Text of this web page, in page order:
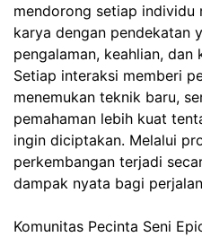
mendorong setiap individu
karya dengan pendekatan
pengalaman, keahlian, dan
Setiap interaksi memberi
menemukan teknik baru,
pemahaman lebih kuat
ingin diciptakan. Melalui
perkembangan terjadi
dampak nyata bagi
Komunitas Pecinta Seni